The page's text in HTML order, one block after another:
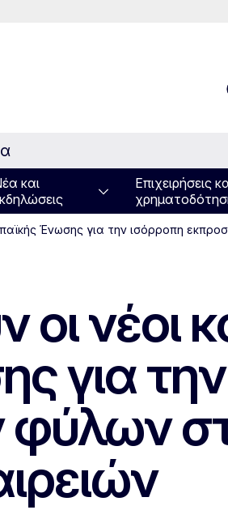
και
Επιχειρήσεις
Ένωσης για την ισόρροπη
οι νέοι
για